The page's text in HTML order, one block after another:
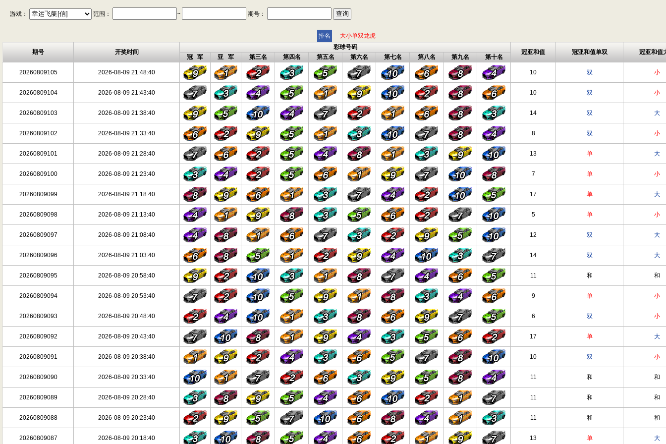
游戏： 范围： ~ 期号：
排名 大小单双龙虎
期号 开奖时间
彩球号码
冠亚和值 冠亚和值单双 冠亚和值
冠 军 亚 军 第三名 第四名 第五名 第六名 第七名 第八名 第九名 第十名
20260809105 2026-08-09 21:48:40 10 双 小
20260809104 2026-08-09 21:43:40 10 双 小
20260809103 2026-08-09 21:38:40 14 双 大
20260809102 2026-08-09 21:33:40 8 双 小
20260809101 2026-08-09 21:28:40 13 单 大
20260809100 2026-08-09 21:23:40 7 单 小
20260809099 2026-08-09 21:18:40 17 单 大
20260809098 2026-08-09 21:13:40 5 单 小
20260809097 2026-08-09 21:08:40 12 双 大
20260809096 2026-08-09 21:03:40 14 双 大
20260809095 2026-08-09 20:58:40 11 和 和
20260809094 2026-08-09 20:53:40 9 单 小
20260809093 2026-08-09 20:48:40 6 双 小
20260809092 2026-08-09 20:43:40 17 单 大
20260809091 2026-08-09 20:38:40 10 双 小
20260809090 2026-08-09 20:33:40 11 和 和
20260809089 2026-08-09 20:28:40 11 和 和
20260809088 2026-08-09 20:23:40 11 和 和
20260809087 2026-08-09 20:18:40 13 单 大